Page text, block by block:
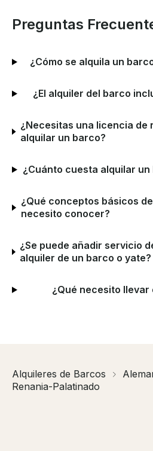
Preguntas
¿Cómo se alquila un
¿El alquiler del barco
¿Necesitas una licencia de
alquilar un barco?
¿Cuánto cuesta alquilar
¿Qué conceptos básicos
necesito conocer?
¿Se puede añadir servicio
alquiler de un barco o yate?
¿Qué necesito llevar
Alquileres de Barcos
Renania-Palatinado